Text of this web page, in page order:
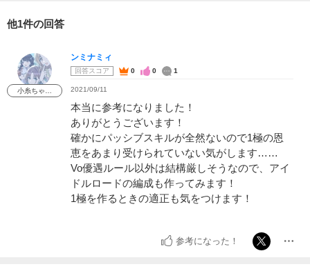
他1件の回答
小糸ちゃ…
ンミナミィ
回答スコア 0 0 1
2021/09/11
本当に参考になりました！
ありがとうございます！
確かにパッシブスキルが全然ないので1極の恩
恵をあまり受けられていない気がします……
Vo優遇ルール以外は結構厳しそうなので、アイ
ドルロードの編成も作ってみます！
1極を作るときの適正も気をつけます！
参考になった！